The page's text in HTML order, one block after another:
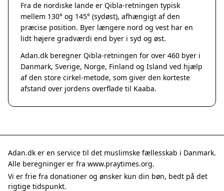
Hedensted
Hinnerup
Hobro
Mariager
Odder
Purhus
Rønde
Tranbjerg
Trustrup
Billund
Fra de nordiske lande er Qibla-retningen typisk
mellem 130° og 145° (sydøst), afhængigt af den
præcise position. Byer længere nord og vest har en
lidt højere gradværdi end byer i syd og øst.
Adan.dk beregner Qibla-retningen for over 460 byer i
Danmark, Sverige, Norge, Finland og Island ved hjælp
af den store cirkel-metode, som giver den korteste
afstand over jordens overflade til Kaaba.
Adan.dk er en service til det muslimske fællesskab i Danmark.
Alle beregninger er fra www.praytimes.org.
Vi er frie fra donationer og ønsker kun din bøn, bedt på det
rigtige tidspunkt.